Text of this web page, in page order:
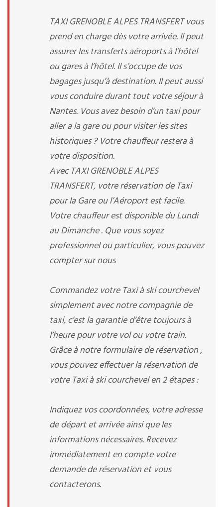
TAXI GRENOBLE ALPES TRANSFERT vous
prend en charge dès votre arrivée. Il peut
assurer les transferts aéroports à l’hôtel
ou gares à l’hôtel. Il s’occupe de vos
bagages jusqu’à destination. Il peut aussi
vous conduire durant tout votre séjour à
Nantes. Vous avez besoin d’un taxi pour
aller a la gare ou pour visiter les sites
historiques ? Votre chauffeur restera à
votre disposition.
Avec TAXI GRENOBLE ALPES
TRANSFERT, votre réservation de Taxi
pour la Gare ou l’Aéroport est facile.
Votre chauffeur est disponible du Lundi
au Dimanche . Que vous soyez
professionnel ou particulier, vous pouvez
compter sur nous
Commandez votre Taxi à ski courchevel
simplement avec notre compagnie de
taxi, c’est la garantie d’être toujours à
l’heure pour votre vol ou votre train.
Grâce à notre formulaire de réservation ,
vous pouvez effectuer la réservation de
votre Taxi à ski courchevel en 2 étapes :
Indiquez vos coordonnées, votre adresse
de départ et arrivée ainsi que les
informations nécessaires. Recevez
immédiatement en compte votre
demande de réservation et vous
contacterons.